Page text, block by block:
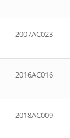
2007AC023
2016AC016
2018AC009